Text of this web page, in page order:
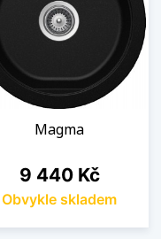
Magma
Cena
9 440 Kč
Obvykle skladem